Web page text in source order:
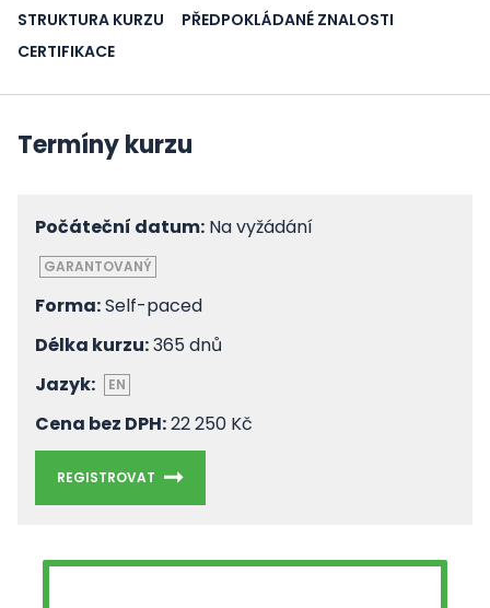
STRUKTURA KURZU
PŘEDPOKLÁDANÉ ZNALOSTI
CERTIFIKACE
Termíny kurzu
Počáteční datum: Na vyžádání
GARANTOVANÝ
Forma:Self-paced
Délka kurzu:365 dnů
Jazyk:
EN
Cena bez DPH:22 250 Kč
REGISTROVAT